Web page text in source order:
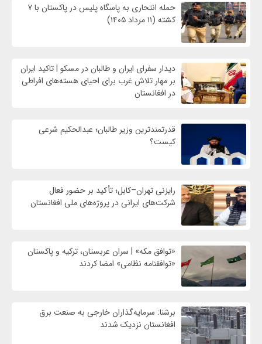
حمله انتحاری به پاسگاه پلیس در پاکستان با ۷
کشته (۱۱ مرداد ۱۴۰۵)
دیدار سفرای ایران و طالبان در مسکو | تاکید ایران
بر مهار تلاش‌ غرب برای احیای هسته‌های افراطی
در افغانستان
قدرتمندترین وزیر طالبان؛ عبدالحکیم شرعی
کیست؟
رایزنی تهران–کابل؛ تأکید بر حضور فعال
شرکت‌های ایرانی در پروژه‌های ملی افغانستان
«توافق مکه» | سران عربستان، ترکیه و پاکستان
«توافقنامه نظامی» امضا کردند
برشنا: سرمایه‌گذاران خارجی به صنعت برق
افغانستان نزدیک شدند